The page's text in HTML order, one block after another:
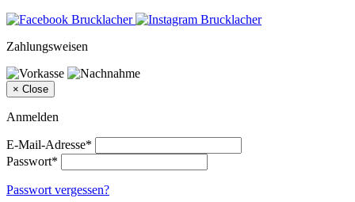
Zahlungsweisen
× Close
Anmelden
E-Mail-Adresse*
Passwort*
Passwort vergessen?